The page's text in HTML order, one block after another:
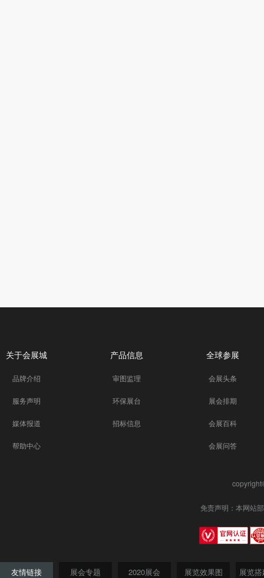
关于会展城
品牌介绍
服务声明
媒体报道
帮助中心
产品信息
审图监理
环保展台
招标信息
全球参展
会展头条
展会排期
会展百科
会展问答
免责声明：本网站
友情链接 展会专题 2020展会 展览效果图 展览